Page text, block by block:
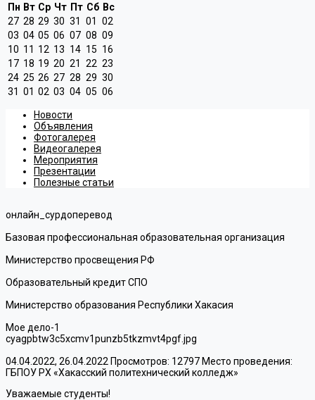
Пн Вт Ср Чт Пт Сб Вс
27 28 29 30 31 01
02
03 04 05 06 07 08 09
10 11 12 13 14 15 16
17 18 19 20 21 22 23
24 25 26 27 28 29 30
31 01 02 03 04 05 06
Новости
Объявления
Фотогалерея
Видеогалерея
Мероприятия
Презентации
Полезные статьи
онлайн_сурдоперевод
Базовая профессиональная образовательная организация
Министерство просвещения РФ
Образовательный кредит СПО
Министерство образования Республики Хакасия
Мое дело-1
cyagpbtw3c5xcmv1punzb5tkzmvt4pgf.jpg
04.04.2022, 26.04.2022 Просмотров: 12797 Место проведения:
ГБПОУ РХ «Хакасский политехнический колледж»
Уважаемые студенты!